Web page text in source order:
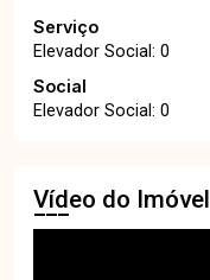
Serviço
Elevador Social: 0
Social
Elevador Social: 0
Vídeo do Imóvel